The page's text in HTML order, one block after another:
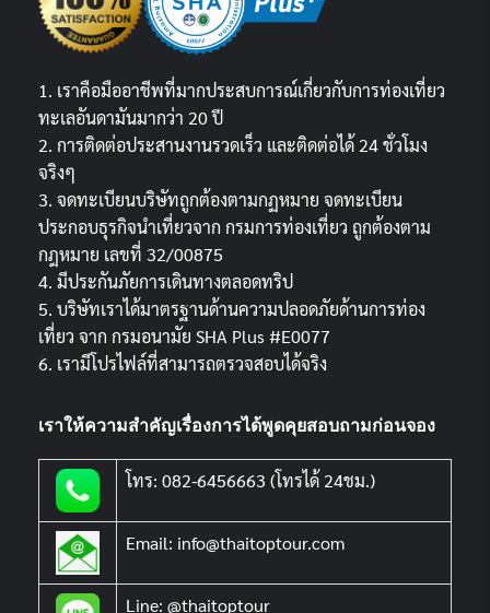
1. เราคือมืออาชีพที่มากประสบการณ์เกี่ยวกับการท่องเที่ยว
ทะเลอันดามันมากว่า 20 ปี
2. การติดต่อประสานงานรวดเร็ว และติดต่อได้ 24 ชั่วโมง
จริงๆ
3. จดทะเบียนบริษัทถูกต้องตามกฏหมาย จดทะเบียน
ประกอบธุรกิจนำเที่ยวจาก กรมการท่องเที่ยว ถูกต้องตาม
กฎหมาย เลขที่ 32/00875
4. มีประกันภัยการเดินทางตลอดทริป
5. บริษัทเราได้มาตรฐานด้านความปลอดภัยด้านการท่อง
เที่ยว จาก กรมอนามัย SHA Plus #E0077
6. เรามีโปรไฟล์ที่สามารถตรวจสอบได้จริง
เราให้ความสำคัญเรื่องการได้พูดคุยสอบถามก่อนจอง
โทร: 082-6456663 (โทรได้ 24ชม.)
Email: info@thaitoptour.com
Line: @thaitoptour